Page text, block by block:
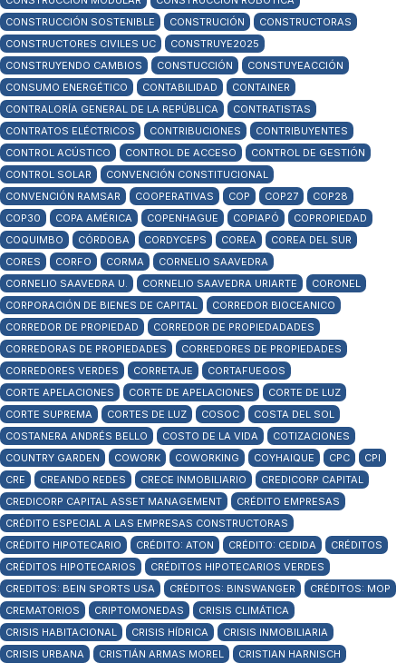
CONSTRUCCIÓN SOSTENIBLE
CONSTRUCIÓN
CONSTRUCTORAS
CONSTRUCTORES CIVILES UC
CONSTRUYE2025
CONSTRUYENDO CAMBIOS
CONSTUCCIÓN
CONSTUYEACCIÓN
CONSUMO ENERGÉTICO
CONTABILIDAD
CONTAINER
CONTRALORÍA GENERAL DE LA REPÚBLICA
CONTRATISTAS
CONTRATOS ELÉCTRICOS
CONTRIBUCIONES
CONTRIBUYENTES
CONTROL ACÚSTICO
CONTROL DE ACCESO
CONTROL DE GESTIÓN
CONTROL SOLAR
CONVENCIÓN CONSTITUCIONAL
CONVENCIÓN RAMSAR
COOPERATIVAS COP COP27
COP28
COP30
COPA AMÉRICA COPENHAGUE COPIAPÓ
COPROPIEDAD
COQUIMBO
CÓRDOBA CORDYCEPS COREA
COREA DEL SUR
CORES
CORFO CORMA
CORNELIO SAAVEDRA
CORNELIO SAAVEDRA U.
CORNELIO SAAVEDRA URIARTE
CORONEL
CORPORACIÓN DE BIENES DE CAPITAL
CORREDOR BIOCEANICO
CORREDOR DE PROPIEDAD
CORREDOR DE PROPIEDADADES
CORREDORAS DE PROPIEDADES
CORREDORES DE PROPIEDADES
CORREDORES VERDES
CORRETAJE
CORTAFUEGOS
CORTE APELACIONES
CORTE DE APELACIONES
CORTE DE LUZ
CORTE SUPREMA
CORTES DE LUZ COSOC
COSTA DEL SOL
COSTANERA ANDRÉS BELLO
COSTO DE LA VIDA
COTIZACIONES
COUNTRY GARDEN
COWORK COWORKING COYHAIQUE CPC
CPI
CRE
CREANDO REDES CRECE INMOBILIARIO
CREDICORP CAPITAL
CREDICORP CAPITAL ASSET MANAGEMENT
CRÉDITO EMPRESAS
CRÉDITO ESPECIAL A LAS EMPRESAS CONSTRUCTORAS
CRÉDITO HIPOTECARIO
CRÉDITO: ATON CRÉDITO: CEDIDA
CRÉDITOS
CRÉDITOS HIPOTECARIOS
CRÉDITOS HIPOTECARIOS VERDES
CREDITOS: BEIN SPORTS USA
CRÉDITOS: BINSWANGER
CRÉDITOS: MOP
CREMATORIOS
CRIPTOMONEDAS
CRISIS CLIMÁTICA
CRISIS HABITACIONAL
CRISIS HÍDRICA
CRISIS INMOBILIARIA
CRISIS URBANA
CRISTIÁN ARMAS MOREL
CRISTIAN HARNISCH